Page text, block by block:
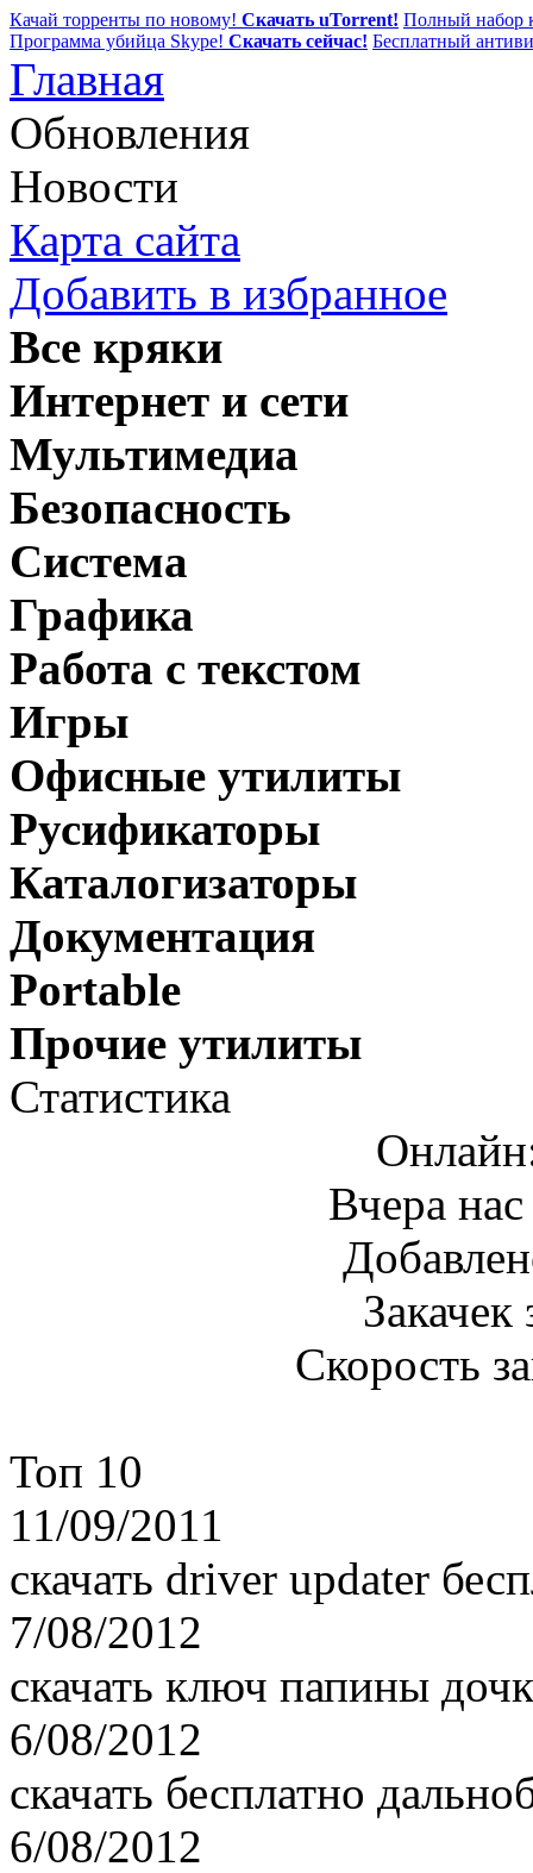
Качай торренты по новому! Скачать uTorrent! Полный набор
Программа убийца Skype! Скачать сейчас! Бесплатный
Главная
Обновления
Новости
Карта сайта
Добавить в избранное
Все кряки
Интернет и сети
Мультимедиа
Безопасность
Система
Графика
Работа с текстом
Игры
Офисные утилиты
Русификаторы
Каталогизаторы
Документация
Portable
Прочие утилиты
Статистика
Вчера
Закачек
Скорость
Топ 10
11/09/2011
скачать driver updater
7/08/2012
скачать ключ папины
6/08/2012
скачать бесплатно
6/08/2012